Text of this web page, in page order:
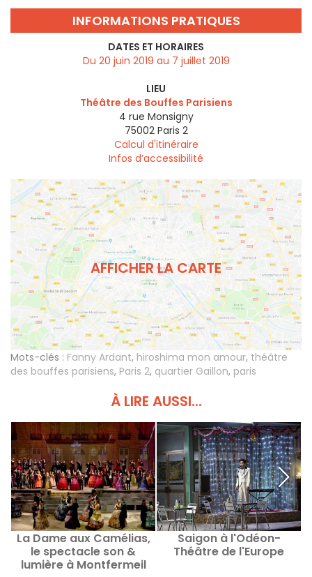
INFORMATIONS PRATIQUES
DATES ET HORAIRES
Du 20 juin 2019 au 7 juillet 2019
LIEU
Théâtre des Bouffes Parisiens
4 rue Monsigny
75002 Paris 2
Calcul d'itinéraire
Infos d’accessibilité
AFFICHER LA CARTE
Mots-clés : Fanny Ardant, hiroshima mon amour, théâtre
des bouffes parisiens, Paris 2, quartier Gaillon, paris
À LIRE AUSSI...
La Dame aux Camélias,
le spectacle son &
lumière à Montfermeil
Saigon à l'Odéon-
Théâtre de l'Europe